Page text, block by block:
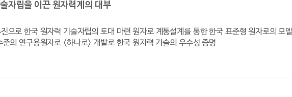
자립을 이끈 원자력계의 대부
으로 한국 원자력 기술자립의 토대 마련 원자로 계통설계를 통한 한국 표준형 원자로의 모델
의 연구용원자로 <하나로> 개발로 한국 원자력 기술의 우수성 증명